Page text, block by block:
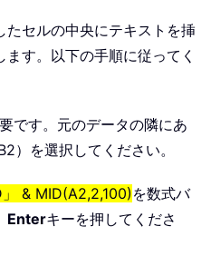
たセルの中央にテキストを挿
す。以下の手順に従ってく
です。元のデータの隣にあ
）を選択してください。
& MID(A2,2,100) を数式バ
Enterキーを押してくださ